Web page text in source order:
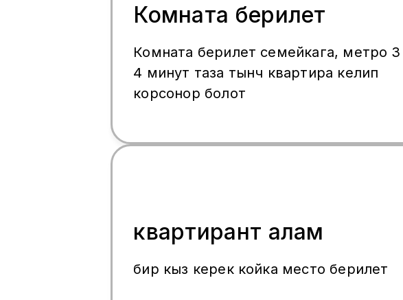
Комната берилет
Комната берилет семейкага, метро 3
4 минут таза тынч квартира келип
корсонор болот
квартирант алам
бир кыз керек койка место берилет